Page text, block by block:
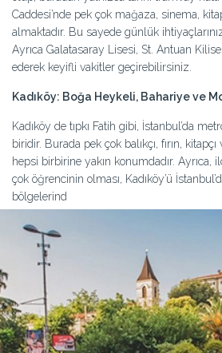
Caddesi’nde pek çok mağaza, sinema,
almaktadır. Bu sayede günlük
Ayrıca Galatasaray Lisesi, St. Antuan
ederek keyifli vakitler geçirebilirsiniz.
Kadıköy: Boğa Heykeli, Bahariye ve
Kadıköy de tıpkı Fatih gibi, İstanbul’da
biridir. Burada pek çok balıkçı, fırın,
hepsi birbirine yakın konumdadır. Ayrıca,
çok öğrencinin olması, Kadıköy’ü
bölgelerind